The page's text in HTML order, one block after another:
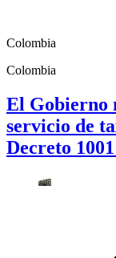
Colombia
Colombia
El Gobierno
servicio de
Decreto